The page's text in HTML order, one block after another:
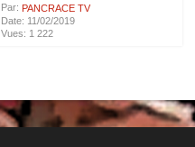
Par: PANCRACE TV
Date: 11/02/2019
Vues: 1 222